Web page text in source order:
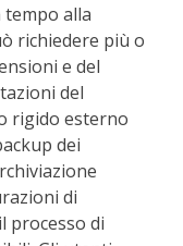
tempo alla
richiedere più o
e del
del
rigido esterno
dei
di
processo di